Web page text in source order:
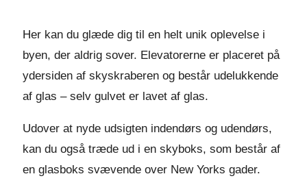
Her kan du glæde dig til en helt unik oplevelse i
byen, der aldrig sover. Elevatorerne er placeret på
ydersiden af skyskraberen og består udelukkende
af glas – selv gulvet er lavet af glas.
Udover at nyde udsigten indendørs og udendørs,
kan du også træde ud i en skyboks, som består af
en glasboks svævende over New Yorks gader.